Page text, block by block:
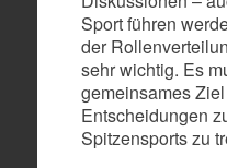
Sport führen
der
sehr wichtig. Es
gemeinsames
Entscheidungen
Spitzensports zu